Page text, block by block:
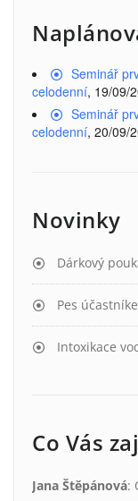
Seminář
celodenní, 19/09/
Seminář
celodenní, 20/09/
Novinky
Dárkový
Pes
Intoxikace
Co Vás
Jana Štěpánová: